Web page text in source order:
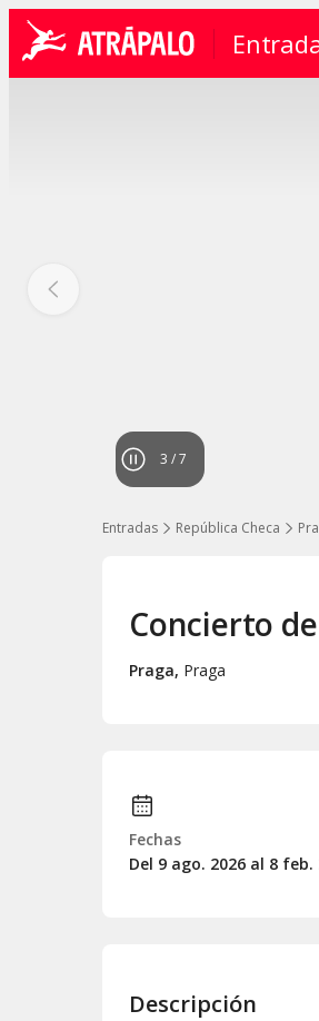
4 /7
Entradas República Checa
Concierto
Praga, Praga
Fechas
Del 9 ago. 2026 al 8 feb.
Descripción